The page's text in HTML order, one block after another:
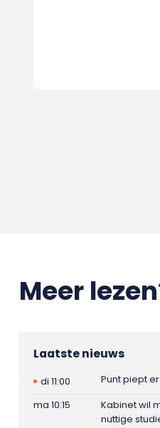
Meer
Laatste nieuws
di 11:00
Punt piept
ma 10:15
Kabinet wil
nuttige